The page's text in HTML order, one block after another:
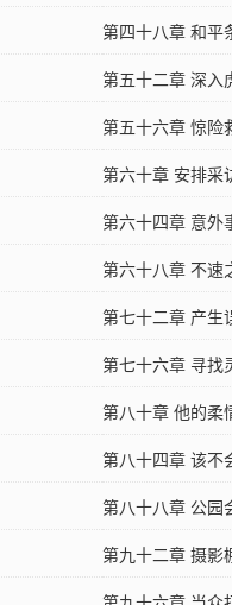
第四十八章 和平
第五十二章 深入
第五十六章 惊险
第六十章 安排采
第六十四章 意外
第六十八章 不速
第七十二章 产生
第七十六章 寻找
第八十章 他的柔
第八十四章 该不
第八十八章 公园
第九十二章 摄影